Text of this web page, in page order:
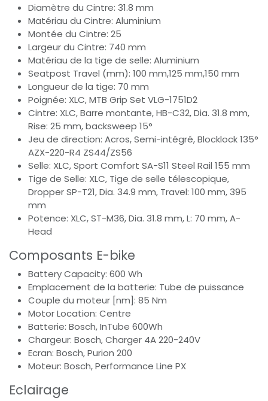
Diamètre du Cintre: 31.8 mm
Matériau du Cintre: Aluminium
Montée du Cintre: 25
Largeur du Cintre: 740 mm
Matériau de la tige de selle: Aluminium
Seatpost Travel (mm): 100 mm,125 mm,150 mm
Longueur de la tige: 70 mm
Poignée: XLC, MTB Grip Set VLG-1751D2
Cintre: XLC, Barre montante, HB-C32, Dia. 31.8 mm,
Rise: 25 mm, backsweep 15°
Jeu de direction: Acros, Semi-intégré, Blocklock 135°
AZX-220-R4 ZS44/ZS56
Selle: XLC, Sport Comfort SA-S11 Steel Rail 155 mm
Tige de Selle: XLC, Tige de selle télescopique,
Dropper SP-T21, Dia. 34.9 mm, Travel: 100 mm, 395
mm
Potence: XLC, ST-M36, Dia. 31.8 mm, L: 70 mm, A-
Head
Composants E-bike
Battery Capacity: 600 Wh
Emplacement de la batterie: Tube de puissance
Couple du moteur [nm]: 85 Nm
Motor Location: Centre
Batterie: Bosch, InTube 600Wh
Chargeur: Bosch, Charger 4A 220-240V
Ecran: Bosch, Purion 200
Moteur: Bosch, Performance Line PX
Eclairage